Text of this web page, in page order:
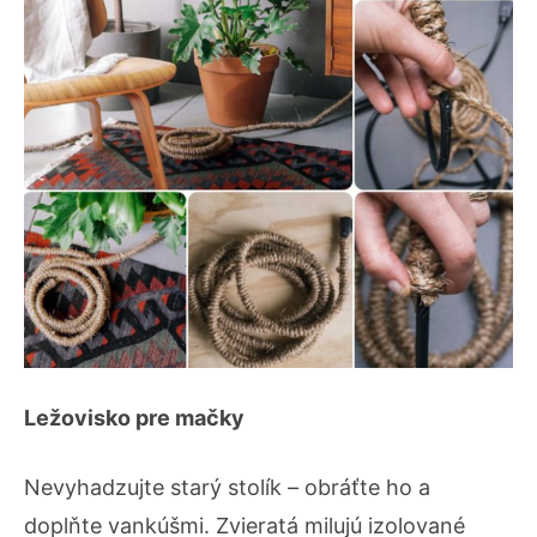
Ležovisko pre mačky
Nevyhadzujte starý stolík – obráťte ho a
doplňte vankúšmi. Zvieratá milujú izolované